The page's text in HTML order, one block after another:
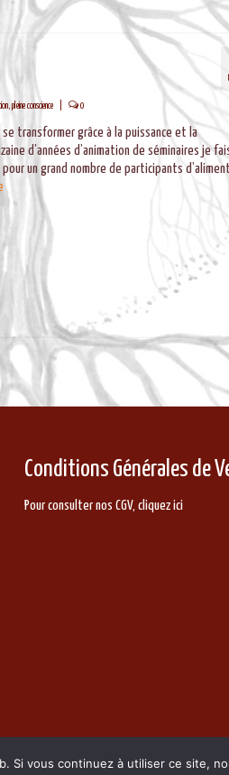
, pleine conscience 0
transformer grâce à la puissance et la
d’années d’animation de séminaires je
un grand nombre de participants
Conditions Générales de
Pour consulter nos CGV, cliquez ici
Si vous continuez à utiliser ce site,